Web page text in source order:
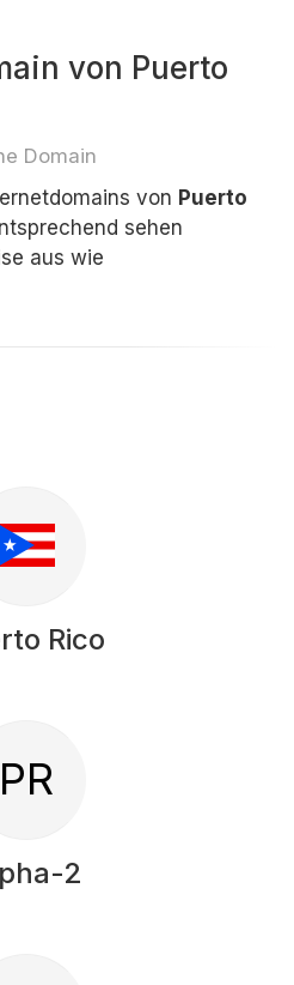
von Puerto
Domain
von Puerto
sehen
aus wie
Rico
PR
2